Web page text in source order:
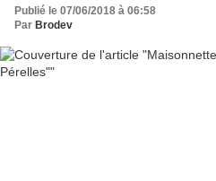
Publié le 07/06/2018 à 06:58
Par Brodev